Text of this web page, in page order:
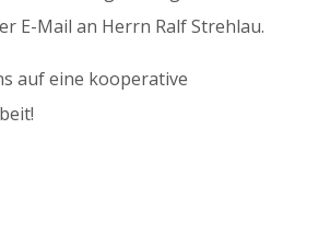
E-Mail an Herrn Ralf Strehlau.
auf eine kooperative